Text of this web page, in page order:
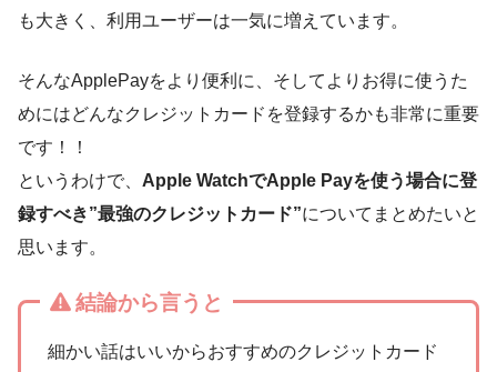
も大きく、利用ユーザーは一気に増えています。
そんなApplePayをより便利に、そしてよりお得に使うた
めにはどんなクレジットカードを登録するかも非常に重要
です！！
というわけで、 Apple WatchでApple Payを使う場合に登
録すべき”最強のクレジットカード”についてまとめたいと
思います。
結論から言うと
細かい話はいいからおすすめのクレジットカード